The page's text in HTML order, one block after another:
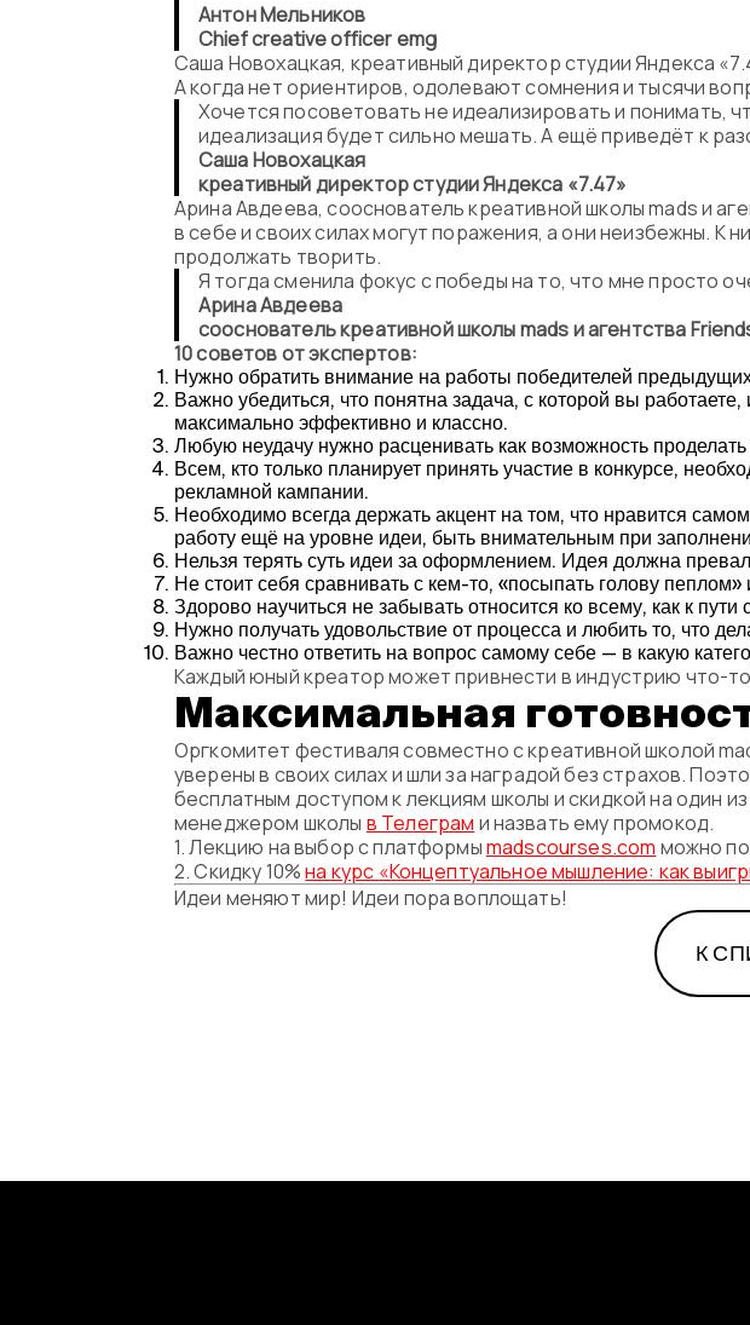
Антон Мельников
Chief creative officer emg
Саша Новохацкая, креативный директор студии Яндекса
А когда нет ориентиров, одолевают сомнения и тысячи
Хочется посоветовать не идеализировать и понимать,
идеализация будет сильно мешать. А ещё приведёт к
Саша Новохацкая
креативный директор студии Яндекса «7.47»
Арина Авдеева, сооснователь креативной школы mads и
в себе и своих силах могут поражения, а они неизбежны. К
продолжать творить.
Я тогда сменила фокус с победы на то, что мне просто
Арина Авдеева
сооснователь креативной школы mads и агентства
10 советов от экспертов:
Нужно обратить внимание на работы победителей
Важно убедиться, что понятна задача, с которой вы
максимально эффективно и классно.
Любую неудачу нужно расценивать как возможность
Всем, кто только планирует принять участие в конкурсе,
рекламной кампании.
Необходимо всегда держать акцент на том, что нравится
работу ещё на уровне идеи, быть внимательным при
Нельзя терять суть идеи за оформлением. Идея должна
Не стоит себя сравнивать с кем-то, «посыпать голову пеплом»
Здорово научиться не забывать относится ко всему, как к
Нужно получать удовольствие от процесса и любить то, что
Важно честно ответить на вопрос самому себе — в какую
Каждый юный креатор может привнести в индустрию что-
Максимальная
Оргкомитет фестиваля совместно с креативной школой
уверены в своих силах и шли за наградой без страхов.
бесплатным доступом к лекциям школы и скидкой на один
менеджером школы в Телеграм и назвать ему промокод.
1. Лекцию на выбор с платформыmadscourses.com можно
2. Скидку 10%на курс «Концептуальное мышление: как
Идеи меняют мир! Идеи пора воплощать!
К